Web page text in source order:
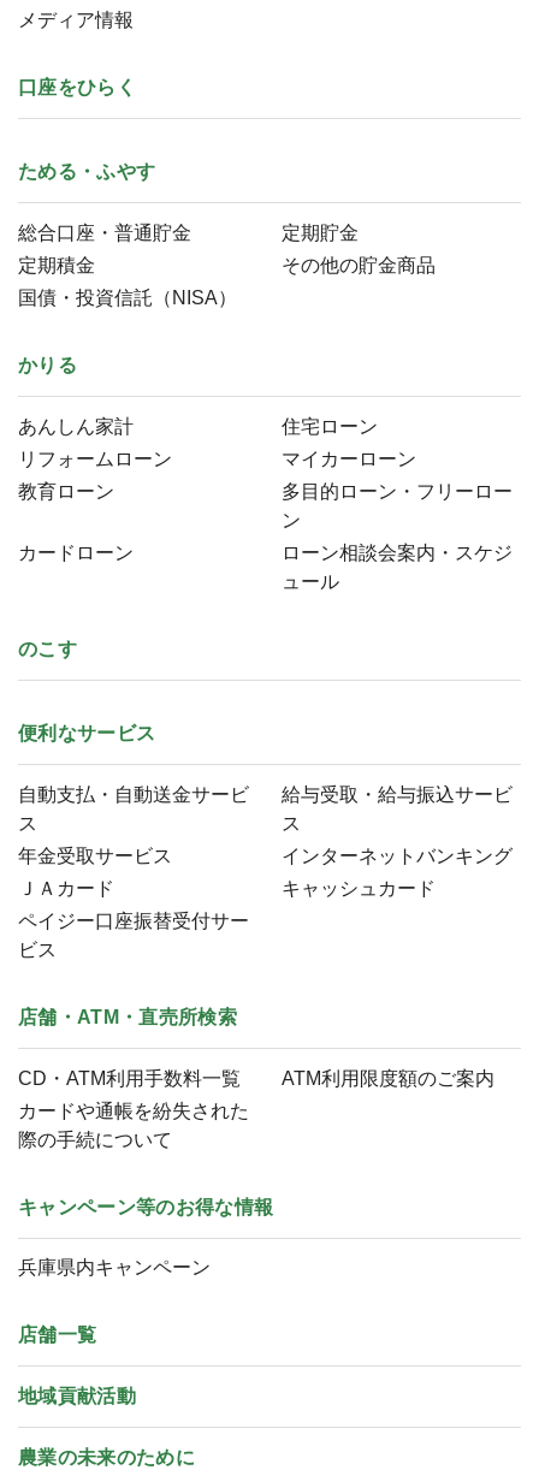
メディア情報
口座をひらく
ためる・ふやす
総合口座・普通貯金
定期貯金
定期積金
その他の貯金商品
国債・投資信託（NISA）
かりる
あんしん家計
住宅ローン
リフォームローン
マイカーローン
教育ローン
多目的ローン・フリーロー
ン
カードローン
ローン相談会案内・スケジ
ュール
のこす
便利なサービス
自動支払・自動送金サービ
ス
給与受取・給与振込サービ
ス
年金受取サービス
インターネットバンキング
ＪＡカード
キャッシュカード
ペイジー口座振替受付サー
ビス
店舗・ATM・直売所検索
CD・ATM利用手数料一覧
ATM利用限度額のご案内
カードや通帳を紛失された
際の手続について
キャンペーン等のお得な情報
兵庫県内キャンペーン
店舗一覧
地域貢献活動
農業の未来のために